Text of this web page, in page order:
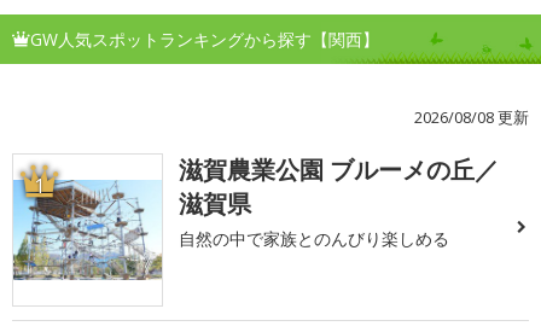
GW人気スポットランキングから探す【関西】
2026/08/08 更新
1
滋賀農業公園 ブルーメの丘／
滋賀県
自然の中で家族とのんびり楽しめる